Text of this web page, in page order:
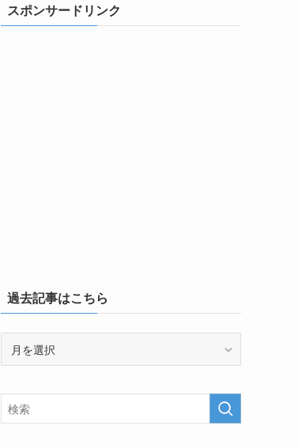
ースポンサードリンク
過去記事はこちら
事
は
こ